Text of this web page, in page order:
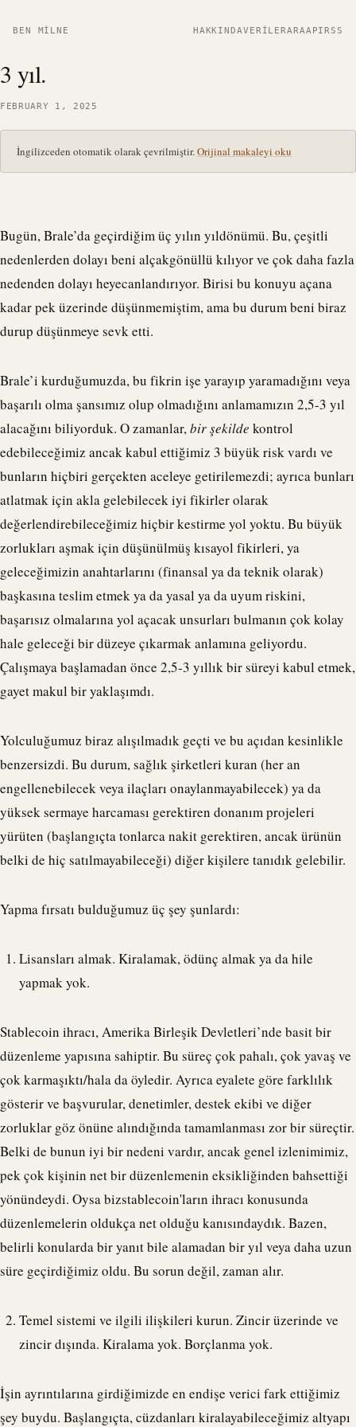
BEN MILNE HAKKINDAVERILERARAAPIRSS
3 yıl.
FEBRUARY 1, 2025
İngilizceden otomatik olarak çevrilmiştir.Orijinal makaleyi oku
Bugün,Brale’da geçirdiğim üç yılın yıldönümü. Bu, çeşitli
nedenlerden dolayı beni alçakgönüllü kılıyor ve çok daha fazla
nedenden dolayı heyecanlandırıyor. Birisi bu konuyu açana
kadar pek üzerinde düşünmemiştim, ama bu durum beni biraz
durup düşünmeye sevk etti.
Brale’i kurduğumuzda, bu fikrin işe yarayıp yaramadığını veya
başarılı olma şansımız olup olmadığını anlamamızın 2,5-3 yıl
alacağını biliyorduk. O zamanlar,birşekilde kontrol
edebileceğimiz ancak kabul ettiğimiz 3 büyük risk vardı ve
bunların hiçbiri gerçekten aceleye getirilemezdi; ayrıca bunları
atlatmak için akla gelebilecek iyi fikirler olarak
değerlendirebileceğimiz hiçbir kestirme yol yoktu. Bu büyük
zorlukları aşmak için düşünülmüş kısayol fikirleri, ya
geleceğimizin anahtarlarını (finansal ya da teknik olarak)
başkasına teslim etmek ya da yasal ya da uyum riskini,
başarısız olmalarına yol açacak unsurları bulmanın çok kolay
hale geleceği bir düzeye çıkarmak anlamına geliyordu.
Çalışmaya başlamadan önce 2,5-3 yıllık bir süreyi kabul etmek,
gayet makul bir yaklaşımdı.
Yolculuğumuz biraz alışılmadık geçti ve bu açıdan kesinlikle
benzersizdi. Bu durum, sağlık şirketleri kuran (her an
engellenebilecek veya ilaçları onaylanmayabilecek) ya da
yüksek sermaye harcaması gerektiren donanım projeleri
yürüten (başlangıçta tonlarca nakit gerektiren, ancak ürünün
belki de hiç satılmayabileceği) diğer kişilere tanıdık gelebilir.
Yapma fırsatı bulduğumuz üç şey şunlardı:
Lisansları almak. Kiralamak, ödünç almak ya da hile
yapmak yok.
Stablecoin ihracı, Amerika Birleşik Devletleri’nde basit bir
düzenleme yapısına sahiptir. Bu süreç çok pahalı, çok yavaş ve
çok karmaşıktı/hala da öyledir. Ayrıca eyalete göre farklılık
gösterir ve başvurular, denetimler, destek ekibi ve diğer
zorluklar göz önüne alındığında tamamlanması zor bir süreçtir.
Belki de bunun iyi bir nedeni vardır, ancak genel izlenimimiz,
pek çok kişinin net bir düzenlemenin eksikliğinden bahsettiği
yönündeydi. Oysa bizstablecoin'ların ihracı konusunda
düzenlemelerin oldukça net olduğu kanısındaydık. Bazen,
belirli konularda bir yanıt bile alamadan bir yıl veya daha uzun
süre geçirdiğimiz oldu. Bu sorun değil, zaman alır.
Temel sistemi ve ilgili ilişkileri kurun. Zincir üzerinde ve
zincir dışında. Kiralama yok. Borçlanma yok.
İşin ayrıntılarına girdiğimizde en endişe verici fark ettiğimiz
şey buydu. Başlangıçta, cüzdanları kiralayabileceğimiz altyapı